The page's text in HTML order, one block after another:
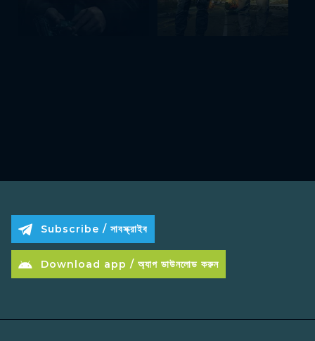
Subscribe / সাবস্ক্রাইব
Download app / অ্যাপ ডাউনলোড করুন